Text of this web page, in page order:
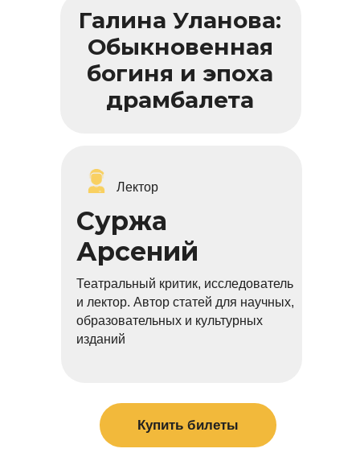
Суржа
Арсений
Купить билеты
Галина Уланова:
Обыкновенная
богиня и эпоха
драмбалета
Лектор
Театральный критик, исследователь
и лектор. Автор статей для научных,
образовательных и культурных
изданий